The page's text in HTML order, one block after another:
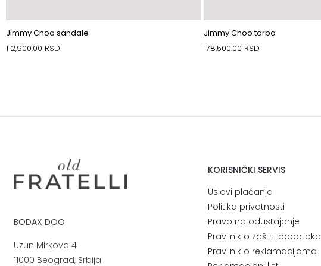
Jimmy Choo sandale
112,900.00 RSD
Jimmy Choo torba
178,500.00 RSD
BODAX DOO
Uzun Mirkova 4
11000 Beograd, Srbija
KORISNIČKI SERVIS
Uslovi plaćanja
Politika privatnosti
Pravo na odustajanje
Pravilnik o zaštiti podataka
Pravilnik o reklamacijama